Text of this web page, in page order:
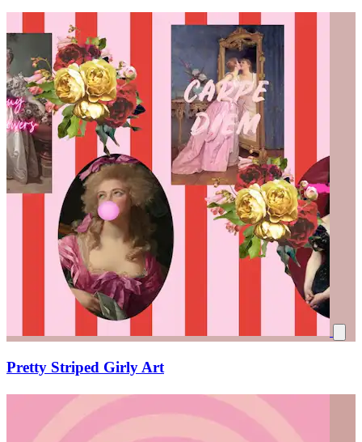
Pretty Striped Girly Art